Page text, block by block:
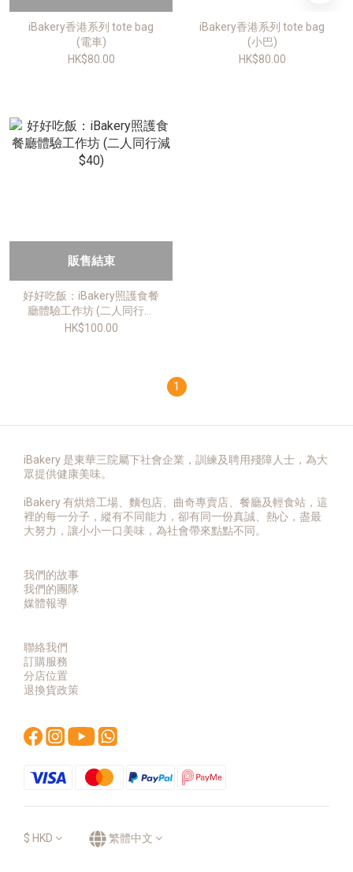
iBakery香港系列 tote bag
(電車)
HK$80.00
iBakery香港系列 tote bag
(小巴)
HK$80.00
販售結束
好好吃飯：iBakery照護食餐
廳體驗工作坊 (二人同行減
$40)
HK$100.00
1
iBakery 是東華三院屬下社會企業，訓練及聘用殘障人士，為大
眾提供健康美味。
iBakery 有烘焙工場、麵包店、曲奇專賣店、餐廳及輕食站，這
裡的每一分子，縱有不同能力，卻有同一份真誠、熱心，盡最
大努力，讓小小一口美味，為社會帶來點點不同。
我們的故事
我們的團隊
媒體報導
聯絡我們
訂購服務
分店位置
退換貨政策
$ HKD 繁體中文